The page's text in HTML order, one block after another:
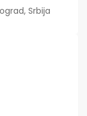
Srbija